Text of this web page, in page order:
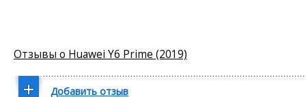
Отзывы о Huawei Y6 Prime (2019)
Добавить отзыв